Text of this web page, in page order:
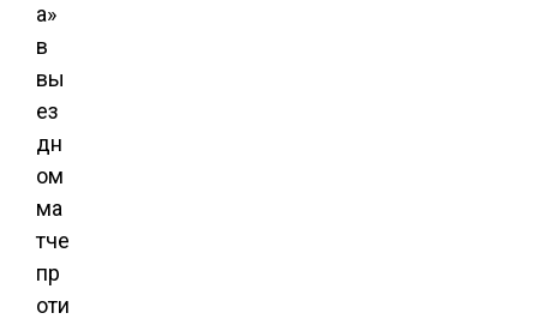
а»
в
вы
ез
дн
ом
ма
тче
пр
оти